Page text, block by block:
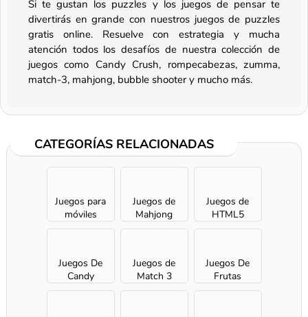
Si te gustan los puzzles y los juegos de pensar te
divertirás en grande con nuestros juegos de puzzles
gratis online. Resuelve con estrategia y mucha
atención todos los desafíos de nuestra colección de
juegos como Candy Crush, rompecabezas, zumma,
match-3, mahjong, bubble shooter y mucho más.
CATEGORÍAS RELACIONADAS
Juegos para
móviles
Juegos de
Mahjong
Juegos de
HTML5
Juegos De
Candy
Juegos de
Match 3
Juegos De
Frutas